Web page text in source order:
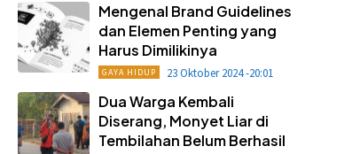
Mengenal Brand Guidelines
dan Elemen Penting yang
Harus Dimilikinya
GAYA HIDUP 23 Oktober 2024 -20:01
Dua Warga Kembali
Diserang, Monyet Liar di
Tembilahan Belum Berhasil